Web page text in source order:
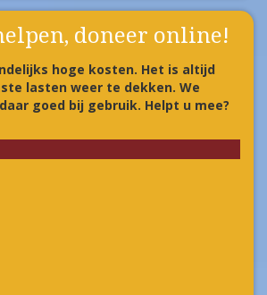
doneer online!
hoge kosten. Het is altijd
lasten weer te dekken. We
goed bij gebruik. Helpt u mee?